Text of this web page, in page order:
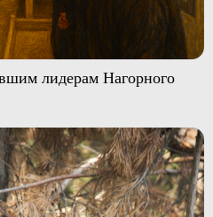
лидерам Нагорного